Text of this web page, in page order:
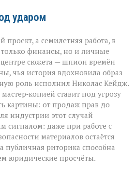
ударом
а семилетняя работа, в
финансы, но и личные
сюжета — шпион времён
чья история вдохновила образ
роль исполнил Николас Кейдж.
ставит под угрозу
картины: от продаж прав до
индустрии этот случай
сигналом: даже при работе с
материалов остаётся
публичная риторика способна
юридические просчёты.